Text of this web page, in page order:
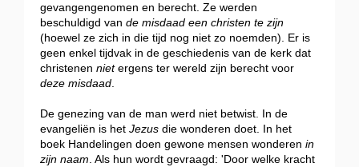
gevangengenomen en berecht. Ze werden
beschuldigd van de misdaad een christen te zijn
(hoewel ze zich in die tijd nog niet zo noemden). Er is
geen enkel tijdvak in de geschiedenis van de kerk dat
christenen nietergens ter wereld zijn berecht voor
deze misdaad
De genezing van de man werd niet betwist. In de
evangeliën is het Jezus die wonderen doet. In het
boek Handelingen doen gewone mensen wonderen in
zijn naam . Als hun wordt gevraagd: 'Door welke kracht